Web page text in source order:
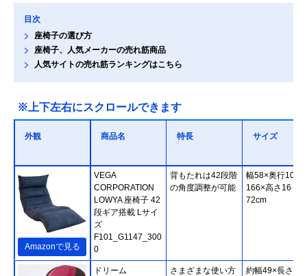
目次
座椅子の選び方
座椅子、人気メーカーの売れ筋商品
人気サイトの売れ筋ランキングはこちら
※上下左右にスクロールできます
外観 商品名 特長 サイズ
Amazonで見る
VEGA
CORPORATION
LOWYA 座椅子 42
段ギア搭載 Lサイ
ズ
F101_G1147_300
0
背もたれは42段階
の角度調整が可能
幅58×奥行109～
166×高さ16～
72cm
ドリーム
さまざまな使い方
約幅49×長さ60